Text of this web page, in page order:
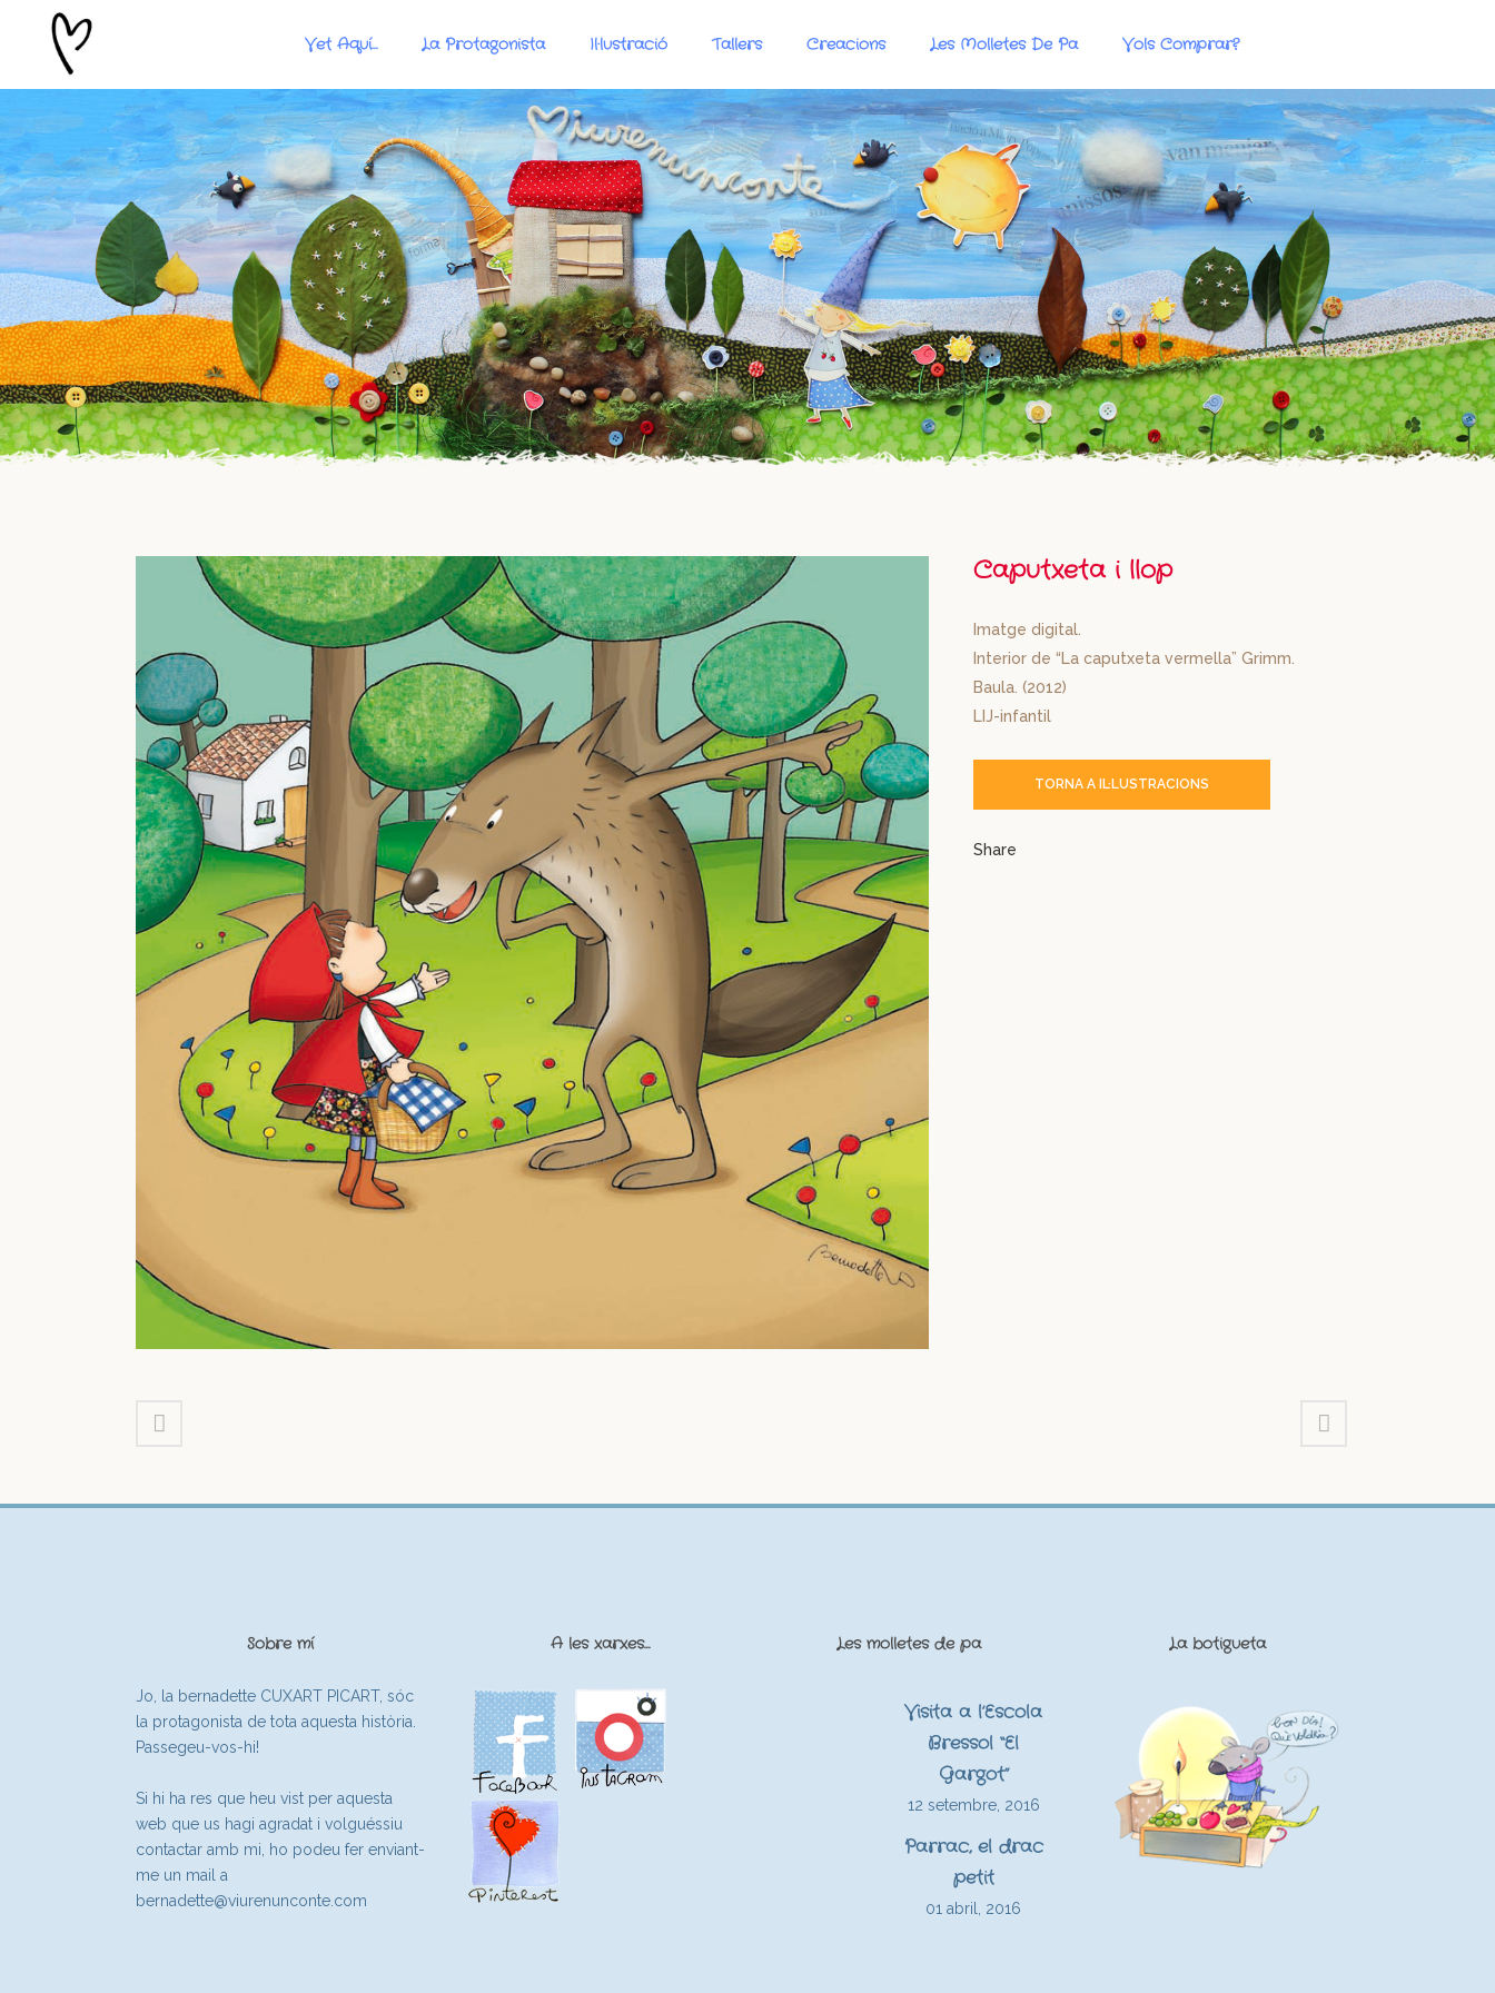
Vet Aquí… La Protagonista Il·lustració Tallers Creacions Les Molletes De Pa Vols Comprar?
Caputxeta i llop
Imatge digital.
Interior de “La caputxeta vermella” Grimm.
Baula. (2012)
LIJ-infantil
TORNA A IL·LUSTRACIONS
Share
Sobre mí
Jo, la bernadette CUXART PICART, sóc
la protagonista de tota aquesta història.
Passegeu-vos-hi!
Si hi ha res que heu vist per aquesta
web que us hagi agradat i volguéssiu
contactar amb mi, ho podeu fer enviant-
me un mail a
bernadette@viurenunconte.com
A les xarxes… Les molletes de pa
Visita a l’Escola
Bressol “El
Gargot”
12 setembre, 2016
Parrac, el drac
petit
01 abril, 2016
La botigueta